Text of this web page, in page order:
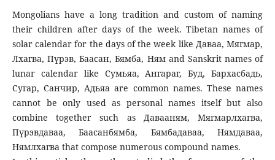
Mongolians have a long tradition and custom of naming
their children after days of the week. Tibetan names of
solar calendar for the days of the week like Даваа, Мягмар,
Лхагва, Пүрэв, Баасан, Бямба, Ням and Sanskrit names of
lunar calendar like Сумьяа, Ангараг, Буд, Бархасбадь,
Сугар, Санчир, Адьяа are common names. These names
cannot be only used as personal names itself but also
combine together such as Давааням, Мягмарлхагва,
Пүрэвдаваа, Баасанбямба, Бямбадаваа, Нямдаваа,
Нямлхагва that compose numerous compound names.